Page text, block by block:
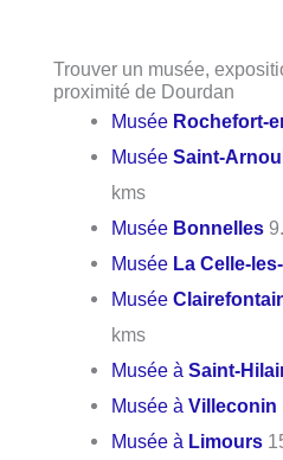
Trouver un musée,
proximité de Dourdan
Musée Rochefort-
MuséeSaint-
kms
Musée Bonnelles
Musée La Celle-
Musée
kms
Musée àSaint-
Musée àVilleconin
Musée à Limours